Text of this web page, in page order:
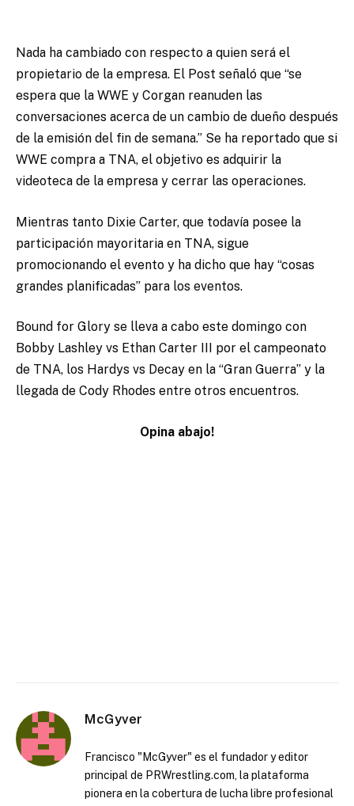
Nada ha cambiado con respecto a quien será el
propietario de la empresa. El Post señaló que “se
espera que la WWE y Corgan reanuden las
conversaciones acerca de un cambio de dueño después
de la emisión del fin de semana.” Se ha reportado que si
WWE compra a TNA, el objetivo es adquirir la
videoteca de la empresa y cerrar las operaciones.
Mientras tanto Dixie Carter, que todavía posee la
participación mayoritaria en TNA, sigue
promocionando el evento y ha dicho que hay “cosas
grandes planificadas” para los eventos.
Bound for Glory se lleva a cabo este domingo con
Bobby Lashley vs Ethan Carter III por el campeonato
de TNA, los Hardys vs Decay en la “Gran Guerra” y la
llegada de Cody Rhodes entre otros encuentros.
Opina abajo!
McGyver
Francisco "McGyver" es el fundador y editor
principal de PRWrestling.com, la plataforma
pionera en la cobertura de lucha libre profesional